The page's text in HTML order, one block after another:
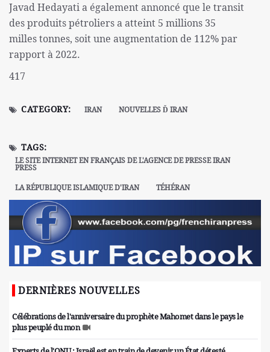
Javad Hedayati a également annoncé que le transit
des produits pétroliers a atteint 5 millions 35
milles tonnes, soit une augmentation de 112% par
rapport à 2022.
417
CATEGORY: IRAN NOUVELLES Ď IRAN
TAGS:
LE SITE INTERNET EN FRANÇAIS DE L'AGENCE DE PRESSE IRAN
PRESS
LA RÉPUBLIQUE ISLAMIQUE D'IRAN
TÉHÉRAN
DERNIÈRES NOUVELLES
Célébrations de l'anniversaire du prophète Mahomet dans le pays le
plus peuplé du mon